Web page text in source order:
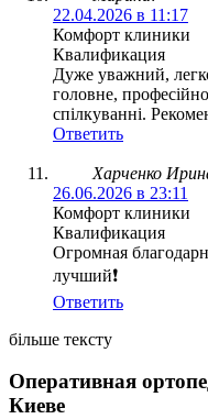
22.04.2026 в 11:17
Комфорт клиники
Квалификация
Дуже уважний,
головне,
спілкуванні.
Ответить
Харченко
26.06.2026 в 23:11
Комфорт клиники
Квалификация
Огромная
лучший❗
Ответить
більше тексту
Оперативная
Киеве